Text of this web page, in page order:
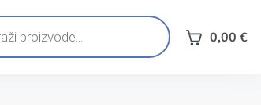
0,00 €